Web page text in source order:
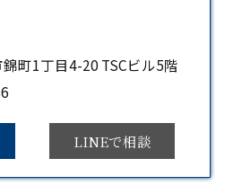
町1丁目4-20 TSCビル5階
LINEで相談